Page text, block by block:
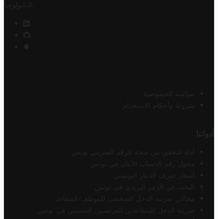
التكنولوجيا
سياسة الخصوصية
شروط وأحكام الاستخدام
أدواتنا
أداة التحقق من صحة الرقم الضريبي تونس
محول رقم الحساب الآيبان في تونس
أسعار صرف الدينار التونسي
البحث عن الرمز البريدي في تونس
محاكي ضريبة الدخل الشخصي للموظف/المتقاعد
ضريبة الدخل للمتقاعدين الفرنسيين المقيمين في تونس